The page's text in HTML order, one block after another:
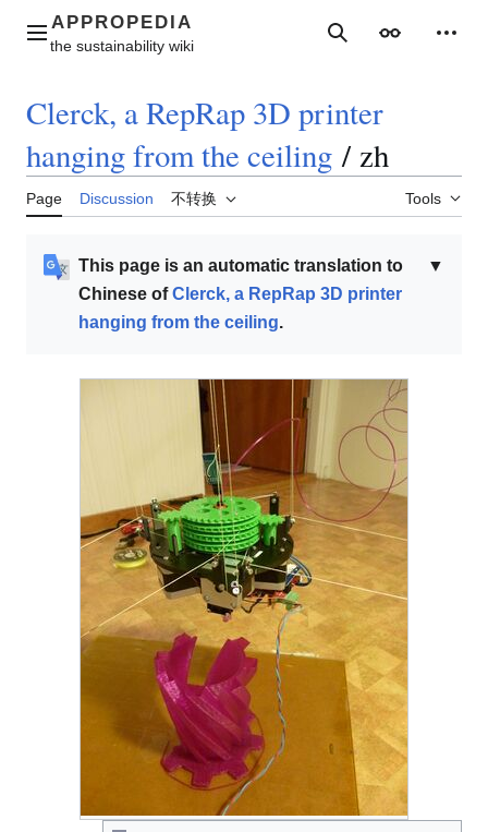
contentMain menu SearchAppearance
Clerck, a RepRap 3D printer
hanging from the ceiling / zh
Page Discussion 不转换 Tools
▼
This page is an automatic translation to
Chinese ofClerck, a RepRap 3D printer
hanging from the ceiling.